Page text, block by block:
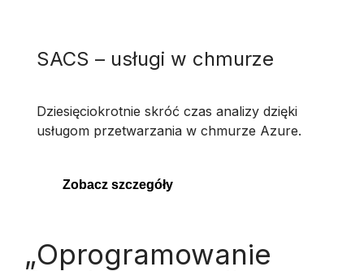
SACS – usługi w chmurze
Dziesięciokrotnie skróć czas analizy dzięki
usługom przetwarzania w chmurze Azure.
Zobacz szczegóły
„Oprogramowanie